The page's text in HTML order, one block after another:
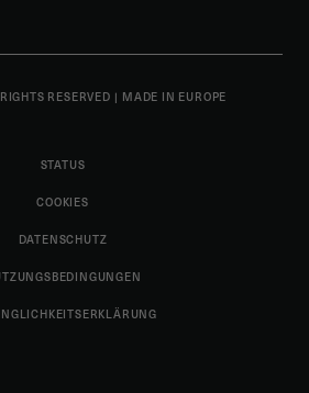
RESERVED | MADE IN EUROPE
STATUS
COOKIES
DATENSCHUTZ